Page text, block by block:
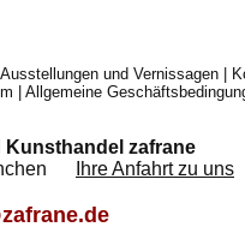
Ausstellungen und Vernissagen
Allgemeine
Kunsthandel zafrane
Ihre Anfahrt zu uns